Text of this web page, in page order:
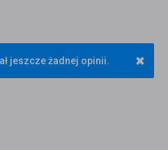
×
jeszcze żadnej opinii.